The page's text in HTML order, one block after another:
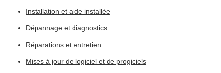
Installation et aide installée
Dépannage et diagnostics
Réparations et entretien
Mises à jour de logiciel et de progiciels